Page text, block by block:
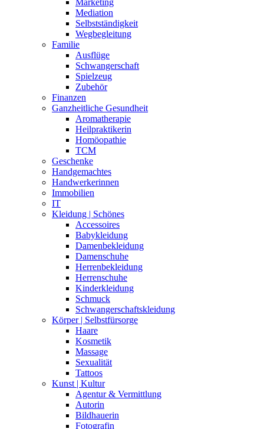
Mediation
Selbstständigkeit
Wegbegleitung
Familie
Ausflüge
Schwangerschaft
Spielzeug
Zubehör
Finanzen
Ganzheitliche Gesundheit
Aromatherapie
Heilpraktikerin
Homöopathie
TCM
Geschenke
Handgemachtes
Handwerkerinnen
Immobilien
IT
Kleidung | Schönes
Accessoires
Babykleidung
Damenbekleidung
Damenschuhe
Herrenbekleidung
Herrenschuhe
Kinderkleidung
Schmuck
Schwangerschaftskleidung
Körper | Selbstfürsorge
Haare
Kosmetik
Massage
Sexualität
Tattoos
Kunst | Kultur
Agentur & Vermittlung
Autorin
Bildhauerin
Fotografin